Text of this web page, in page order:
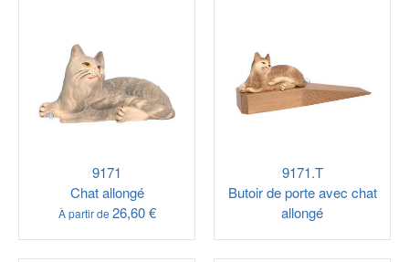
9171
Chat allongé
À partir de 26,60 €
9171.T
Butoir de porte avec chat
allongé